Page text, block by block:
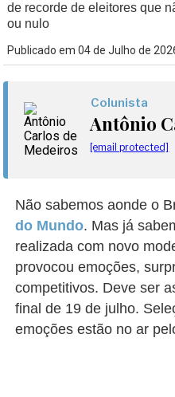
de recorde de eleitores que
ou nulo
Publicado em 04 de Julho de
Colunista
Antônio
[email protected]
Não sabemos aonde o
do Mundo. Mas já
realizada com novo
provocou emoções,
competitivos. Deve ser
final de 19 de julho.
emoções estão no ar